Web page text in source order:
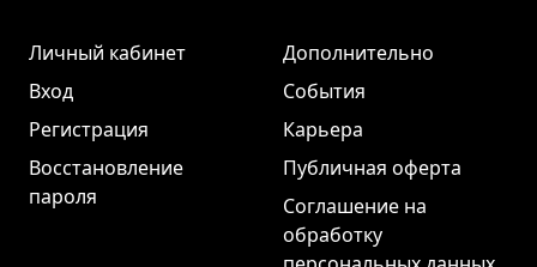
Личный кабинет
Вход
Регистрация
Восстановление
пароля
Дополнительно
События
Карьера
Публичная оферта
Соглашение на
обработку